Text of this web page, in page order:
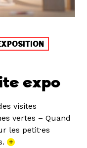
expo
visites
vertes – Quand
les petit·es
+